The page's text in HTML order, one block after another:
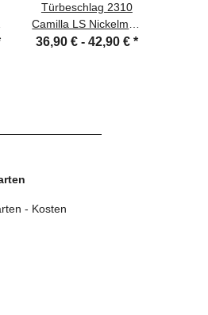
Türbeschlag 2310
Camilla LS Nickelmatt
Baustil Türdrücker
36,90 € - 42,90 € *
- Kosten